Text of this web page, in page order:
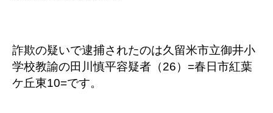
詐欺の疑いで逮捕されたのは久留米市立御井小
学校教諭の田川慎平容疑者（26）=春日市紅葉
ケ丘東10=です。